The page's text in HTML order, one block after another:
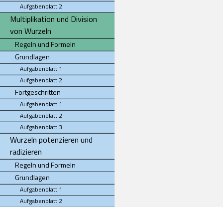
Aufgabenblatt 2
Multiplikation und Division
von Wurzeln
Regeln und Formeln
Grundlagen
Aufgabenblatt 1
Aufgabenblatt 2
Fortgeschritten
Aufgabenblatt 1
Aufgabenblatt 2
Aufgabenblatt 3
Wurzeln potenzieren und
radizieren
Regeln und Formeln
Grundlagen
Aufgabenblatt 1
Aufgabenblatt 2